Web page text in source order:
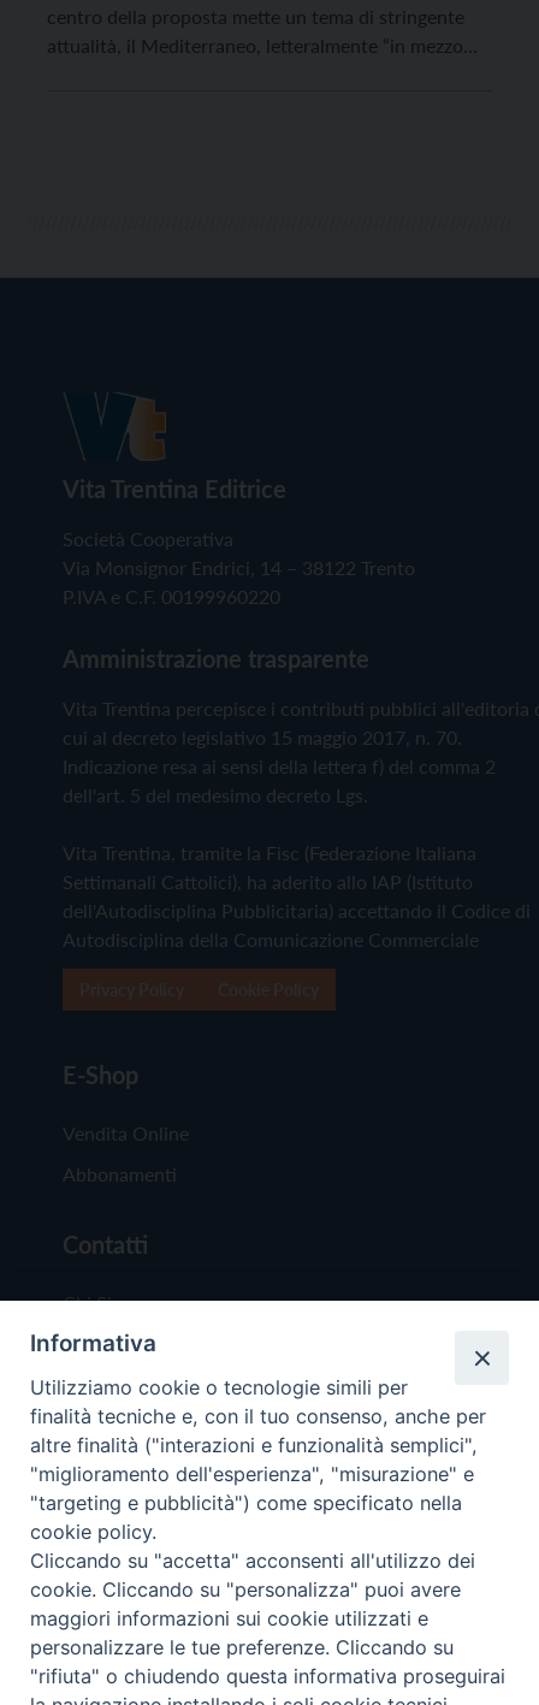
centro della proposta mette un tema di stringente
attualità, il Mediterraneo, letteralmente “in mezzo
Vita Trentina Editrice
Società Cooperativa
Via Monsignor Endrici, 14 – 38122 Trento
P.IVA e C.F. 00199960220
Amministrazione trasparente
Vita Trentina percepisce i contributi pubblici all'editoria
cui al decreto legislativo 15 maggio 2017, n. 70.
Indicazione resa ai sensi della lettera f) del comma 2
dell'art. 5 del medesimo decreto Lgs.
Vita Trentina, tramite la Fisc (Federazione Italiana
Settimanali Cattolici), ha aderito allo IAP (Istituto
dell'Autodisciplina Pubblicitaria) accettando il Codice di
Autodisciplina della Comunicazione Commerciale
E-Shop
Vendita Online
Abbonamenti
Contatti
Chi Siamo
Redazione
Scrivici
Copyright © 2019 - Tutti i diritti riservati - Vita
Trentina Editrice
Privacy Policy
Torna
Informativa
Utilizziamo cookie o tecnologie simili per
finalità tecniche e, con il tuo consenso, anche per
altre finalità ("interazioni e funzionalità semplici",
"miglioramento dell'esperienza", "misurazione" e
"targeting e pubblicità") come specificato nella
cookie policy.
Cliccando su "accetta" acconsenti all'utilizzo dei
cookie. Cliccando su "personalizza" puoi avere
maggiori informazioni sui cookie utilizzati e
personalizzare le tue preferenze. Cliccando su
"rifiuta" o chiudendo questa informativa proseguirai